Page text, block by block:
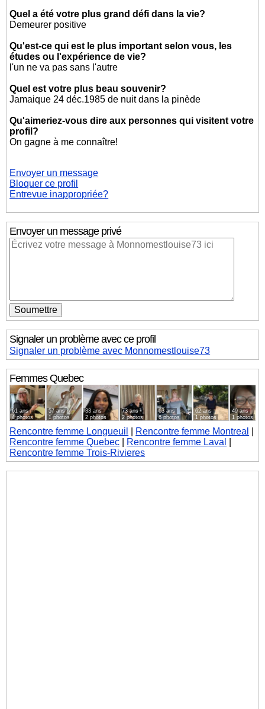
Quel a été votre plus grand défi dans la vie?
Demeurer positive
Qu'est-ce qui est le plus important selon vous, les
études ou l'expérience de vie?
l'un ne va pas sans l'autre
Quel est votre plus beau souvenir?
Jamaique 24 déc.1985 de nuit dans la pinède
Qu'aimeriez-vous dire aux personnes qui visitent votre
profil?
On gagne à me connaître!
Envoyer un message
Bloquer ce profil
Entrevue inappropriée?
Envoyer un message privé
Signaler un problème avec ce profil
Signaler un problème avec Monnomestlouise73
FemmesQuebec
61 ans
4 photos
57 ans
1 photos
33 ans
2 photos
73 ans
2 photos
63 ans
6 photos
62 ans
1 photos
49 ans
1 photos
Rencontre femme Longueuil Rencontre femme Montreal
Rencontre femme Quebec
Rencontre femme Laval
Rencontre femme Trois-Rivieres